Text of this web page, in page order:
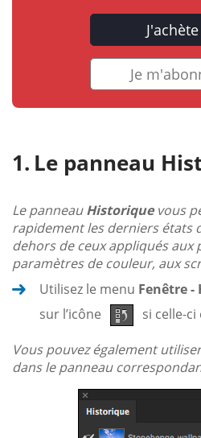
J'achète
Je
Le panneau
Le panneauHistoriquevous
rapidement les derniers états
dehors de ceux appliqués aux
paramètres de couleur, aux
Utilisez le menu Fenêtre
sur l’icône
si celle-ci
Vous pouvez également
dans le panneau